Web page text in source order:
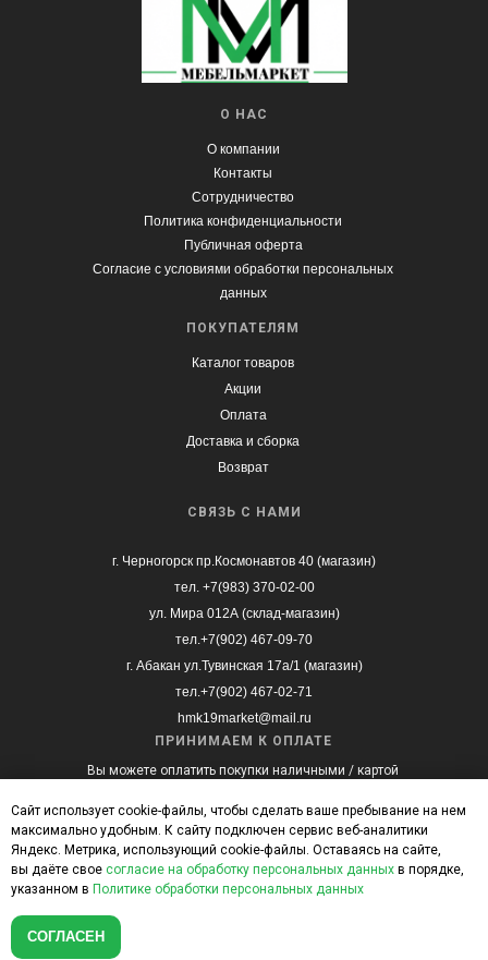
ПОКУПАТЕЛЯМ
Каталог товаров
Акции
Оплата
Доставка и сборка
Возврат
О НАС
О компании
Контакты
Сотрудничество
Политика конфиденциальности
Публичная оферта
Согласие с условиями обработки персональных
данных
СВЯЗЬ С НАМИ
г. Черногорск пр.Космонавтов 40 (магазин)
тел. +7(983) 370-02-00
ул. Мира 012А (склад-магазин)
тел.+7(902) 467-09-70
г. Абакан ул.Тувинская 17а/1 (магазин)
тел.+7(902) 467-02-71
hmk19market@mail.ru
Интернет-магазин мебели «МебельМаркет»
ПРИНИМАЕМ К ОПЛАТЕ
Вы можете оплатить покупки наличными / картой
оплаты на сайте.
Сайт использует cookie-файлы, чтобы сделать ваше пребывание на нем
максимально удобным. К cайту подключен сервис веб-аналитики
Яндекс. Метрика, использующий cookie-файлы. Оставаясь на сайте,
вы даёте свое согласие на обработку персональных данных в порядке,
указанном в Политике обработки персональных данных
СОГЛАСЕН